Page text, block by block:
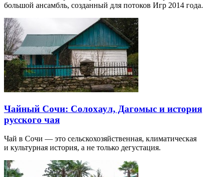
большой ансамбль, созданный для потоков Игр 2014 года.
Чайный Сочи: Солохаул, Дагомыс и история
русского чая
Чай в Сочи — это сельскохозяйственная, климатическая
и культурная история, а не только дегустация.